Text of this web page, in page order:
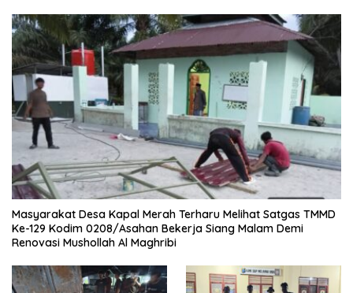
Masyarakat Desa Kapal Merah Terharu Melihat Satgas TMMD
Ke-129 Kodim 0208/Asahan Bekerja Siang Malam Demi
Renovasi Mushollah Al Maghribi